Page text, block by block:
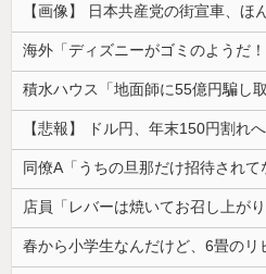
【画像】 日本共産党の街宣車、ほ
【悲報】 ドル円、年末150円割れ